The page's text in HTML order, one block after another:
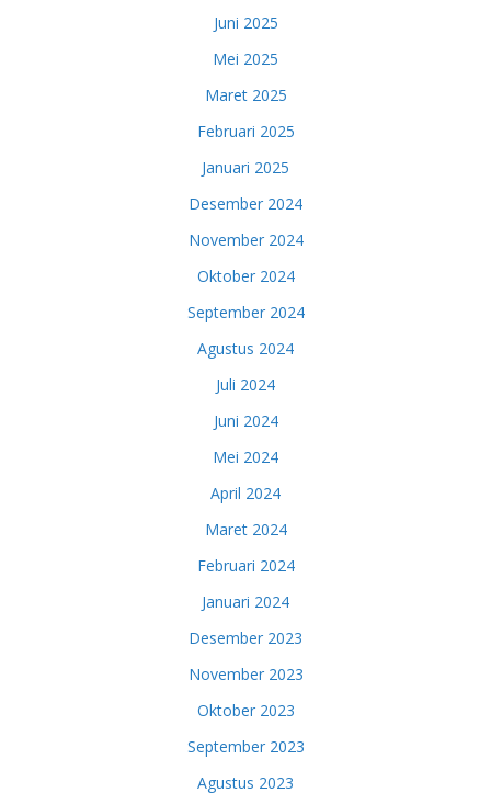
Juni 2025
Mei 2025
Maret 2025
Februari 2025
Januari 2025
Desember 2024
November 2024
Oktober 2024
September 2024
Agustus 2024
Juli 2024
Juni 2024
Mei 2024
April 2024
Maret 2024
Februari 2024
Januari 2024
Desember 2023
November 2023
Oktober 2023
September 2023
Agustus 2023